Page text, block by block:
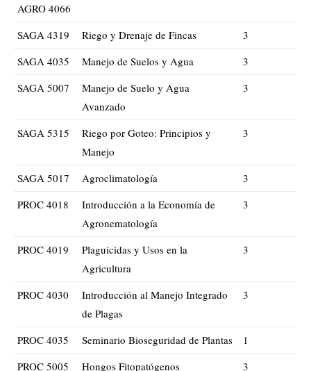
AGRO 4066
SAGA 4319 Riego y Drenaje de Fincas
3
SAGA 4035
Manejo de Suelos y Agua
3
SAGA 5007
Manejo de Suelo y Agua
Avanzado
3
SAGA 5315
Riego por Goteo: Principios y
Manejo
3
SAGA 5017 Agroclimatología
3
PROC 4018
Introducción a la Economía de
Agronematología
3
PROC 4019
Plaguicidas y Usos en la
Agricultura
3
PROC 4030
Introducción al Manejo Integrado
de Plagas
3
PROC 4035 Seminario Bioseguridad de Plantas
1
PROC 5005
Hongos Fitopatógenos 3